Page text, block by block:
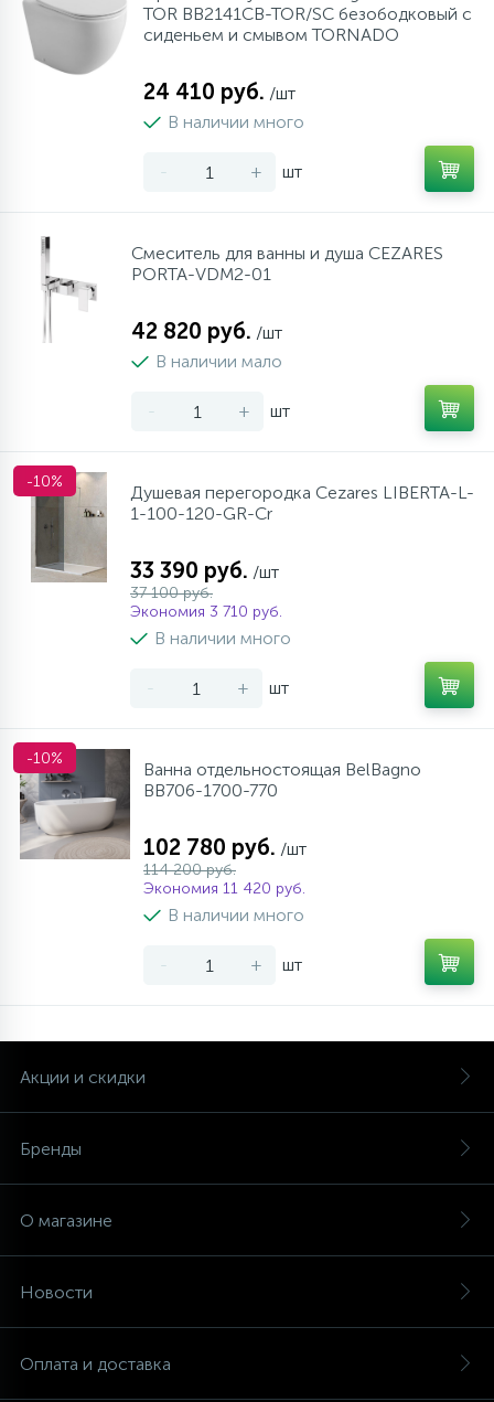
TOR BB2141CB-TOR/SC безободковый с
сиденьем и смывом TORNADO
24 410 руб. /шт
В наличии много
- + шт
Смеситель для ванны и душа CEZARES
PORTA-VDM2-01
42 820 руб. /шт
В наличии мало
- + шт
-10%
Душевая перегородка Cezares LIBERTA-L-
1-100-120-GR-Cr
33 390 руб. /шт
37 100 руб.
Экономия 3 710 руб.
В наличии много
- + шт
-10%
Ванна отдельностоящая BelBagno
BB706-1700-770
102 780 руб. /шт
114 200 руб.
Экономия 11 420 руб.
В наличии много
- + шт
Акции и скидки
Бренды
О магазине
Новости
Оплата и доставка